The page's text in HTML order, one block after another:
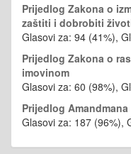
Prijedlog Zakona o
zaštiti i dobrobiti
Glasovi za: 94 (41%),
Prijedlog Zakona o
imovinom
Glasovi za: 60 (98%),
Prijedlog
Glasovi za: 187 (96%),